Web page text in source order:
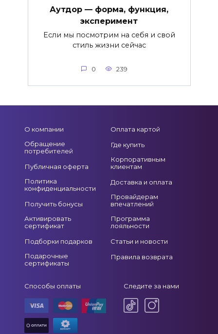
Аутдор — форма, функция,
эксперимент
Если мы посмотрим на себя и свой
стиль жизни сейчас
0 239
О компании
Обращение
потребителей
Публичная оферта
Политика
конфиденциальности
Получить бонусы
Активировать
сертификат
Подборки подарков
Подарочные
сертификаты
Оплата картой
Где купить
Корпоративным
клиентам
Доставка и оплата
Провайдерам
впечатлений
Программа
лояльности
Статьи и новости
Правила возврата
Способы оплаты Следите за нами